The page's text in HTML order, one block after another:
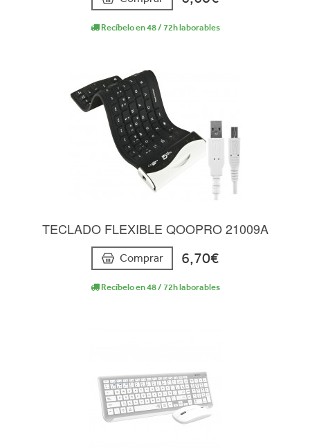
Recíbelo en 48 / 72h laborables
TECLADO FLEXIBLE QOOPRO 21009A
Comprar 6,70€
Recíbelo en 48 / 72h laborables